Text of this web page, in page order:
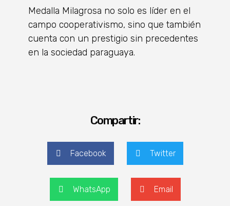
Medalla Milagrosa no solo es líder en el
campo cooperativismo, sino que también
cuenta con un prestigio sin precedentes
en la sociedad paraguaya.
Compartir:
Facebook Twitter
WhatsApp Email